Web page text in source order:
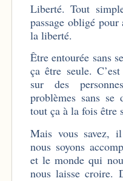
Liberté. Tout
passage obligé
la liberté.
Être entourée sans
ça être seule.
sur des
problèmes sans se
tout ça à la fois être
Mais vous savez,
nous soyons
et le monde qui
nous laisse croire.